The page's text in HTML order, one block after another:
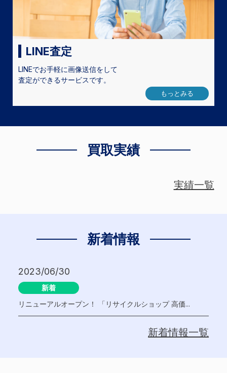
LINE査定
LINEでお手軽に画像送信をして
査定ができるサービスです。
もっとみる
買取実績
実績一覧
新着情報
2023/06/30
新着
リニューアルオープン！ 「リサイクルショップ 高価...
新着情報一覧